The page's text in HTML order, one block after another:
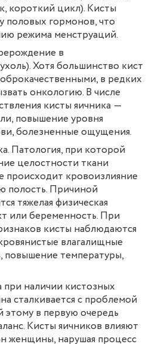
короткий цикл). Кисты
половых гормонов, что
режима менструаций.
в
Хотя большинство кист
в редких
онкологию. В числе
кисты яичника ―
повышение уровня
болезненные ощущения.
Патология, при которой
целостности ткани
происходит кровоизлияние
полость. Причиной
тяжелая физическая
или беременность. При
кисты наблюдаются
влагалищные
повышение температуры,
при наличии кистозных
сталкивается с проблемой
этому в первую очередь
Кисты яичников влияют
женщины, нарушая процесс